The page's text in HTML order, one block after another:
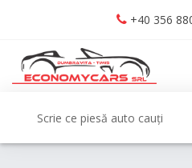
navigation
content
+40 356